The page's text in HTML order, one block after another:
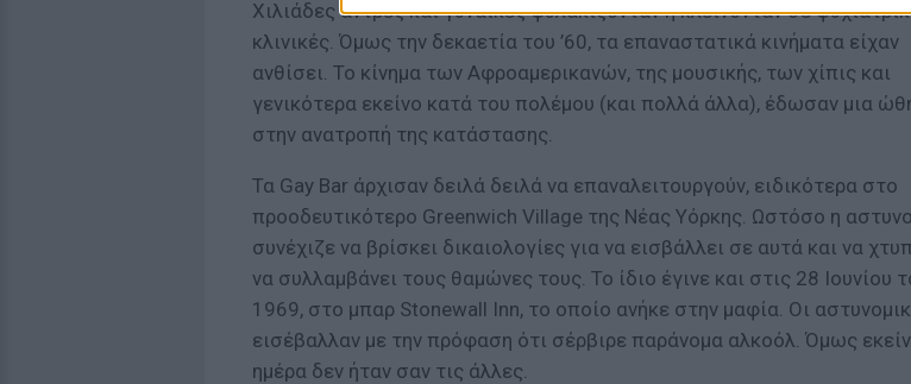
Χιλιάδες άντρες και γυναίκες φυλακίζονταν ή κλείνονταν σε
κλινικές. Όμως την δεκαετία του ’60, τα επαναστατικά κινήματα είχαν
ανθίσει. Το κίνημα των Αφροαμερικανών, της μουσικής, των χίπις και
γενικότερα εκείνο κατά του πολέμου (και πολλά άλλα), έδωσαν μια
στην ανατροπή της κατάστασης.
Τα Gay Bar άρχισαν δειλά δειλά να επαναλειτουργούν, ειδικότερα στο
προοδευτικότερο Greenwich Village της Νέας Υόρκης. Ωστόσο η
συνέχιζε να βρίσκει δικαιολογίες για να εισβάλλει σε αυτά και να
να συλλαμβάνει τους θαμώνες τους. Το ίδιο έγινε και στις 28 Ιουνίου
1969, στο μπαρ Stonewall Inn, το οποίο ανήκε στην μαφία. Οι
εισέβαλλαν με την πρόφαση ότι σέρβιρε παράνομα αλκοόλ. Όμως
ημέρα δεν ήταν σαν τις άλλες.